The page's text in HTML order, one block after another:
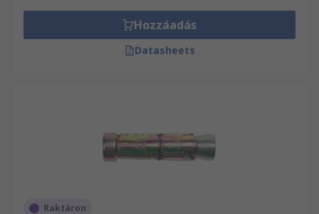
Hozzáadás
Datasheets
Raktáron